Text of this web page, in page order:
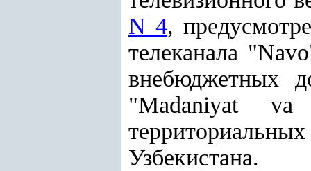
N 4,
телеканала
внебюджетных
"Madaniyat
Узбекистана.